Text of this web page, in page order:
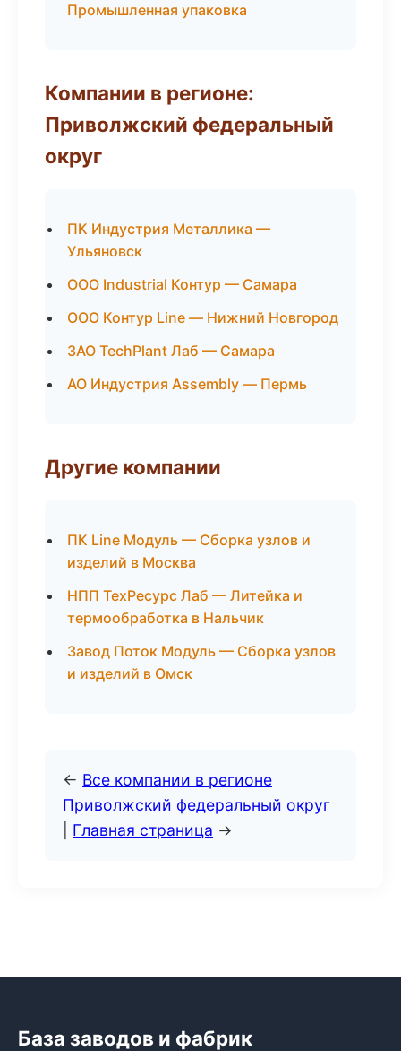
Промышленная упаковка
Компании в регионе:
Приволжский федеральный
округ
ПК Индустрия Металлика —
Ульяновск
ООО Industrial Контур — Самара
ООО Контур Line — Нижний Новгород
ЗАО TechPlant Лаб — Самара
АО Индустрия Assembly — Пермь
Другие компании
ПК Line Модуль — Сборка узлов и
изделий в Москва
НПП ТехРесурс Лаб — Литейка и
термообработка в Нальчик
Завод Поток Модуль — Сборка узлов
и изделий в Омск
← Все компании в регионе
Приволжский федеральный округ
Главная страница →
База заводов и фабрик